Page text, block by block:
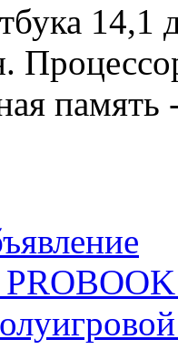
14,1
память